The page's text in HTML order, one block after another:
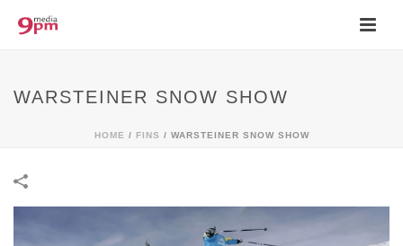
WARSTEINER SNOW SHOW
HOME / FINS / WARSTEINER SNOW SHOW